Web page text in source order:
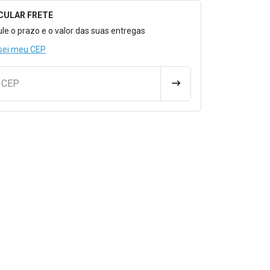
para Calcular o Frete
FRETE
o prazo e o valor das suas entregas
meu CEP
CALCULAR FRETE